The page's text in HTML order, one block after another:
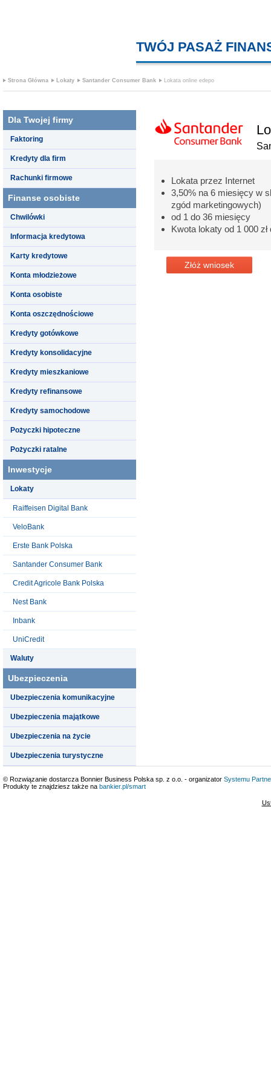
TWÓJ PASAŻ
Strona Główna Lokaty Santander Consumer Bank Lokata online edepo
Dla Twojej firmy
Faktoring
Kredyty dla firm
Rachunki firmowe
Finanse osobiste
Chwilówki
Informacja kredytowa
Karty kredytowe
Konta młodzieżowe
Konta osobiste
Konta oszczędnościowe
Kredyty gotówkowe
Kredyty konsolidacyjne
Kredyty mieszkaniowe
Kredyty refinansowe
Kredyty samochodowe
Pożyczki hipoteczne
Pożyczki ratalne
Inwestycje
Lokaty
Raiffeisen Digital Bank
VeloBank
Erste Bank Polska
Santander Consumer Bank
Credit Agricole Bank Polska
Nest Bank
Inbank
UniCredit
Waluty
Ubezpieczenia
Ubezpieczenia komunikacyjne
Ubezpieczenia majątkowe
Ubezpieczenia na życie
Ubezpieczenia turystyczne
Lokata przez Internet
3,50% na 6 miesięcy w
zgód marketingowych)
od 1 do 36 miesięcy
Kwota lokaty od 1 000 zł
Złóż wniosek
© Rozwiązanie dostarcza Bonnier Business Polska sp. z o.o. - organizator Systemu
Produkty te znajdziesz także na bankier.pl/smart